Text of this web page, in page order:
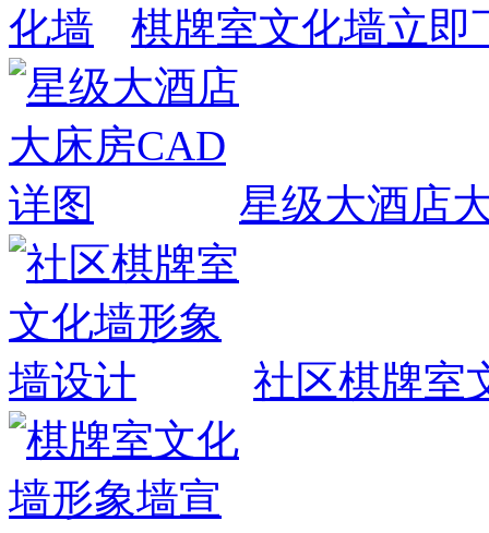
棋牌室文化墙立即
星级大酒店
社区棋牌室